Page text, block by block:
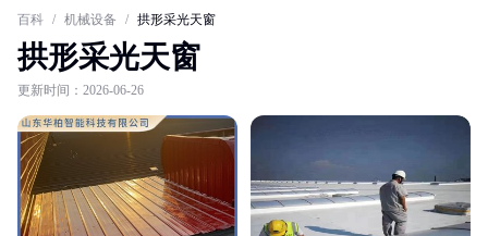
百科 / 机械设备 / 拱形采光天窗
拱形采光天窗
更新时间：2026-06-26